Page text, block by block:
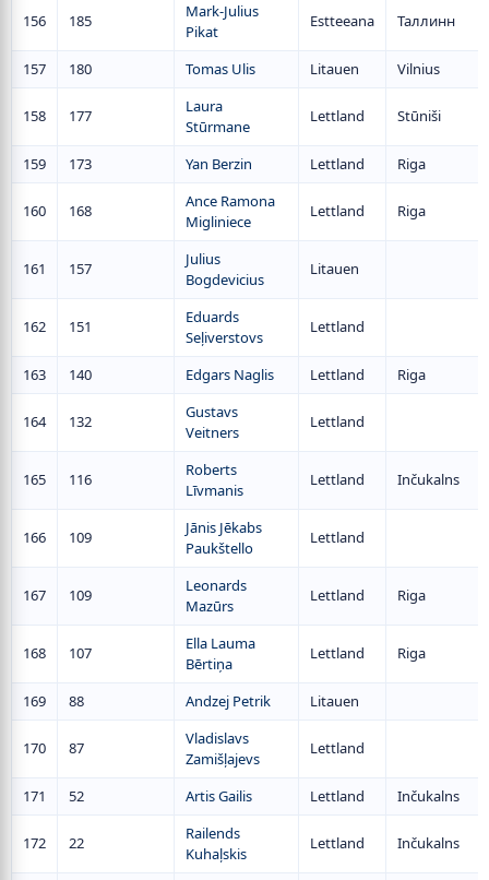
156 185
Mark-Julius
Pikat
Estteeana Таллинн
157 180 Tomas Ulis Litauen Vilnius
158 177
Laura
Stūrmane
Lettland Stūniši
159 173 Yan Berzin Lettland Riga
160 168
Ance Ramona
Migliniece
Lettland Riga
161 157
Julius
Bogdevicius
Litauen
162 151
Eduards
Seļiverstovs
Lettland
163 140 Edgars Naglis Lettland Riga
164 132
Gustavs
Veitners
Lettland
165 116
Roberts
Līvmanis
Lettland Inčukalns
166 109
Jānis Jēkabs
Paukštello
Lettland
167 109
Leonards
Mazūrs
Lettland Riga
168 107
Ella Lauma
Bērtiņa
Lettland Riga
169 88 Andzej Petrik Litauen
170 87
Vladislavs
Zamišļajevs
Lettland
171 52 Artis Gailis Lettland Inčukalns
172 22
Railends
Kuhaļskis
Lettland Inčukalns